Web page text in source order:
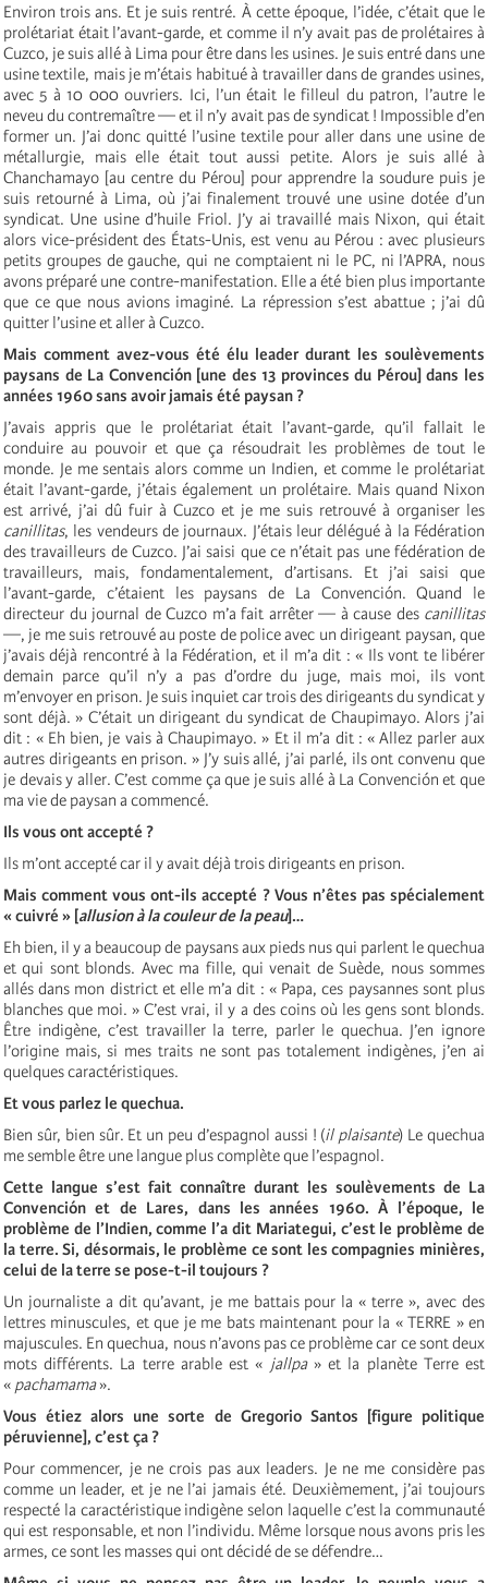
Environ trois ans. Et je suis rentré. À cette époque, l’idée, c’était que le
prolétariat était l’avant-garde, et comme il n’y avait pas de prolétaires à
Cuzco, je suis allé à Lima pour être dans les usines. Je suis entré dans une
usine textile, mais je m’étais habitué à travailler dans de grandes usines,
avec 5 à 10 000 ouvriers. Ici, l’un était le filleul du patron, l’autre le
neveu du contremaître — et il n’y avait pas de syndicat ! Impossible d’en
former un. J’ai donc quitté l’usine textile pour aller dans une usine de
métallurgie, mais elle était tout aussi petite. Alors je suis allé à
Chanchamayo [au centre du Pérou] pour apprendre la soudure puis je
suis retourné à Lima, où j’ai finalement trouvé une usine dotée d’un
syndicat. Une usine d’huile Friol. J’y ai travaillé mais Nixon, qui était
alors vice-président des États-Unis, est venu au Pérou : avec plusieurs
petits groupes de gauche, qui ne comptaient ni le PC, ni l’APRA, nous
avons préparé une contre-manifestation. Elle a été bien plus importante
que ce que nous avions imaginé. La répression s’est abattue ; j’ai dû
quitter l’usine et aller à Cuzco.
Mais comment avez-vous été élu leader durant les soulèvements
paysans de La Convención [une des 13 provinces du Pérou] dans les
années 1960 sans avoir jamais été paysan ?
J’avais appris que le prolétariat était l’avant-garde, qu’il fallait le
conduire au pouvoir et que ça résoudrait les problèmes de tout le
monde. Je me sentais alors comme un Indien, et comme le prolétariat
était l’avant-garde, j’étais également un prolétaire. Mais quand Nixon
est arrivé, j’ai dû fuir à Cuzco et je me suis retrouvé à organiser les
canillitas, les vendeurs de journaux. J’étais leur délégué à la Fédération
des travailleurs de Cuzco. J’ai saisi que ce n’était pas une fédération de
travailleurs, mais, fondamentalement, d’artisans. Et j’ai saisi que
l’avant-garde, c’étaient les paysans de La Convención. Quand le
directeur du journal de Cuzco m’a fait arrêter — à cause des canillitas
—, je me suis retrouvé au poste de police avec un dirigeant paysan, que
j’avais déjà rencontré à la Fédération, et il m’a dit : « Ils vont te libérer
demain parce qu’il n’y a pas d’ordre du juge, mais moi, ils vont
m’envoyer en prison. Je suis inquiet car trois des dirigeants du syndicat y
sont déjà. » C’était un dirigeant du syndicat de Chaupimayo. Alors j’ai
dit : « Eh bien, je vais à Chaupimayo. » Et il m’a dit : « Allez parler aux
autres dirigeants en prison. » J’y suis allé, j’ai parlé, ils ont convenu que
je devais y aller. C’est comme ça que je suis allé à La Convención et que
ma vie de paysan a commencé.
Ils vous ont accepté ?
Ils m’ont accepté car il y avait déjà trois dirigeants en prison.
Mais comment vous ont-ils accepté ? Vous n’êtes pas spécialement
« cuivré » [allusion à la couleur de la peau]…
Eh bien, il y a beaucoup de paysans aux pieds nus qui parlent le quechua
et qui sont blonds. Avec ma fille, qui venait de Suède, nous sommes
allés dans mon district et elle m’a dit : « Papa, ces paysannes sont plus
blanches que moi. » C’est vrai, il y a des coins où les gens sont blonds.
Être indigène, c’est travailler la terre, parler le quechua. J’en ignore
l’origine mais, si mes traits ne sont pas totalement indigènes, j’en ai
quelques caractéristiques.
Et vous parlez le quechua.
Bien sûr, bien sûr. Et un peu d’espagnol aussi ! (il plaisante) Le quechua
me semble être une langue plus complète que l’espagnol.
Cette langue s’est fait connaître durant les soulèvements de La
Convención et de Lares, dans les années 1960. À l’époque, le
problème de l’Indien, comme l’a dit Mariategui, c’est le problème de
la terre. Si, désormais, le problème ce sont les compagnies minières,
celui de la terre se pose-t-il toujours ?
Un journaliste a dit qu’avant, je me battais pour la « terre », avec des
lettres minuscules, et que je me bats maintenant pour la «TERRE » en
majuscules. En quechua, nous n’avons pas ce problème car ce sont deux
mots différents. La terre arable est « jallpa» et la planète Terre est
« pachamama».
Vous étiez alors une sorte de Gregorio Santos [figure politique
péruvienne], c’est ça ?
Pour commencer, je ne crois pas aux leaders. Je ne me considère pas
comme un leader, et je ne l’ai jamais été. Deuxièmement, j’ai toujours
respecté la caractéristique indigène selon laquelle c’est la communauté
qui est responsable, et non l’individu. Même lorsque nous avons pris les
armes, ce sont les masses qui ont décidé de se défendre…